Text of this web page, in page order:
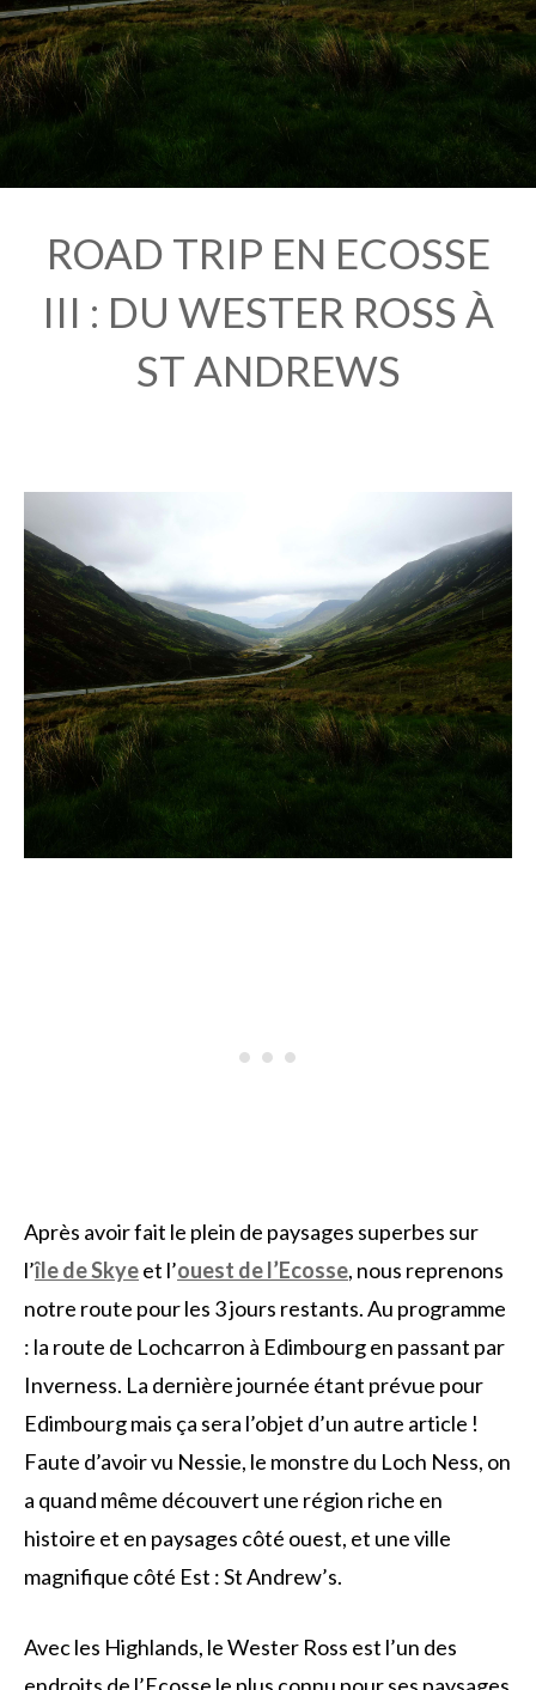
ROAD TRIP EN ECOSSE
III : DU WESTER ROSS À
ST ANDREWS
Après avoir fait le plein de paysages superbes sur
l’île de Skyeet l’ouest de l’Ecosse, nous reprenons
notre route pour les 3 jours restants. Au programme
: la route de Lochcarron à Edimbourg en passant par
Inverness. La dernière journée étant prévue pour
Edimbourg mais ça sera l’objet d’un autre article !
Faute d’avoir vu Nessie, le monstre du Loch Ness, on
a quand même découvert une région riche en
histoire et en paysages côté ouest, et une ville
magnifique côté Est : St Andrew’s.
Avec les Highlands, le Wester Ross est l’un des
endroits de l’Ecosse le plus connu pour ses paysages